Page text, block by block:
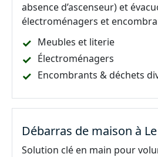
absence d’ascenseur) et
électroménagers et
Meubles et literie
Électroménagers
Encombrants & déchets
Débarras de maison à
Solution clé en main pour